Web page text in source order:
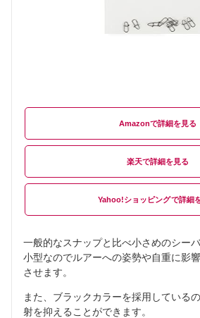
Amazon
楽天
Yahoo!ショッピング
一般的なスナップと比べ小さめのシー
小型なのでルアーへの姿勢や自重に影
させます。
また、ブラックカラーを採用している
射を抑えることができます。